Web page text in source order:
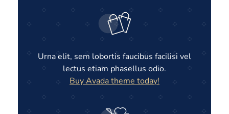
Urna elit, sem lobortis faucibus facilisi vel
lectus etiam phasellus odio.
Buy Avada theme today!